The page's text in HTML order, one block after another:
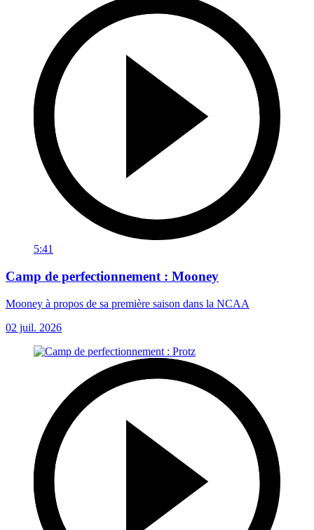
5:41
Camp de perfectionnement : Mooney
Mooney à propos de sa première saison dans la NCAA
02 juil. 2026